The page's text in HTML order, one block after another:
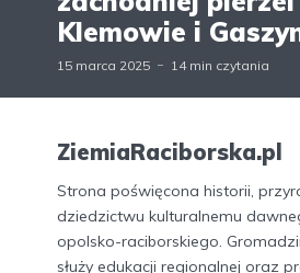
Klemowie i
15 marca 2025 14 min czytania
ZiemiaRaciborska.pl
Strona poświęcona historii,
dziedzictwu kulturalnemu
opolsko-raciborskiego.
służy edukacji regionalnej oraz